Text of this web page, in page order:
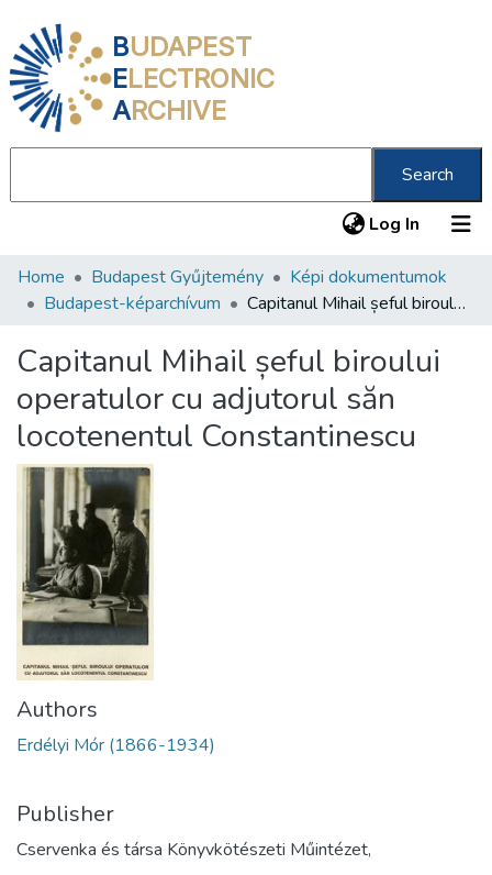
BUDAPEST
ELECTRONIC
ARCHIVE
Search
Log In (current)
Communities & Collections
Statistics
About us
Home Budapest Gyűjtemény
Képi dokumentumok
Budapest-képarchívum
Capitanul Mihail șeful biroului operatulor cu adjutorul săn locotenentul Constantinescu
Capitanul Mihail șeful biroului
operatulor cu adjutorul săn
locotenentul Constantinescu
Authors
Erdélyi Mór (1866-1934)
Publisher
Cservenka és társa Könyvkötészeti Műintézet,